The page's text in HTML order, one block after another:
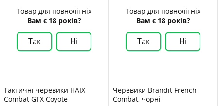
Товар для повнолітніх
Вам є 18 років?
Так Ні
Тактичні черевики HAIX
Combat GTX Coyote
Товар для повнолітніх
Вам є 18 років?
Так Ні
Черевики Brandit French
Combat, чорні